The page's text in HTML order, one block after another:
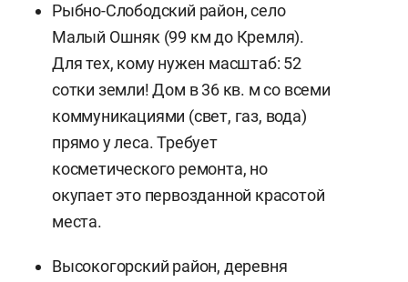
Рыбно-Слободский район, село
Малый Ошняк (99 км до Кремля).
Для тех, кому нужен масштаб: 52
сотки земли! Дом в 36 кв. м со всеми
коммуникациями (свет, газ, вода)
прямо у леса. Требует
косметического ремонта, но
окупает это первозданной красотой
места.
Высокогорский район, деревня